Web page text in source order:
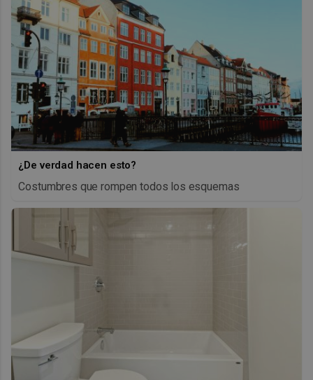
¿De verdad hacen esto?
Costumbres que rompen todos los esquemas